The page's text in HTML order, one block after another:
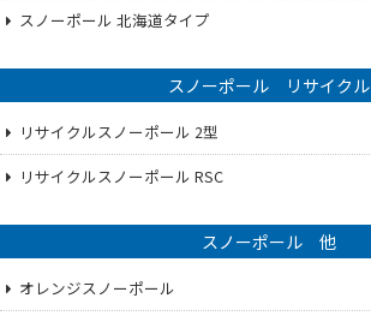
スノーポール 北海道タイプ
スノーポール リサイクル
リサイクルスノーポール 2型
リサイクルスノーポール RSC
スノーポール 他
オレンジスノーポール